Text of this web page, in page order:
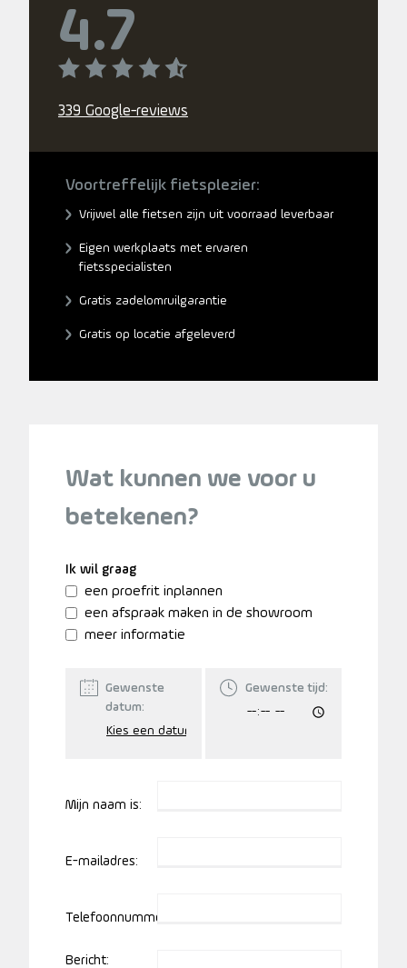
4.7
339 Google-reviews
Voortreffelijk fietsplezier:
Vrijwel alle fietsen zijn uit voorraad leverbaar
Eigen werkplaats met ervaren
fietsspecialisten
Gratis zadelomruilgarantie
Gratis op locatie afgeleverd
Wat kunnen we voor u
betekenen?
Ik wil graag
een proefrit inplannen
een afspraak maken in de showroom
meer informatie
Gewenste
datum:
Gewenste tijd:
Mijn naam is:
E-mailadres:
Telefoonnummer:
Bericht: